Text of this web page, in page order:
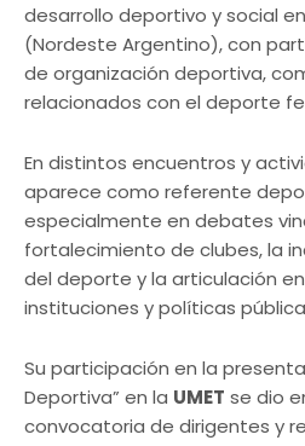
desarrollo deportivo y social
(Nordeste Argentino), con
de organización deportiva,
relacionados con el deporte
En distintos encuentros y
aparece como referente
especialmente en debates
fortalecimiento de clubes, la
del deporte y la articulación
instituciones y políticas
Su participación en la
Deportiva” en la UMET se dio
convocatoria de dirigentes y